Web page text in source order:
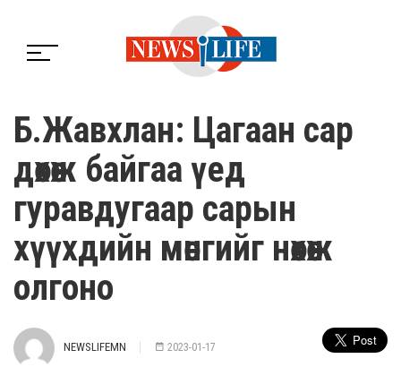
Б.Жавхлан: Цагаан сар
дөхөж байгаа үед
гуравдугаар сарын
хүүхдийн мөнгийг нөхөж
олгоно
NEWSLIFEMN 2023-01-17